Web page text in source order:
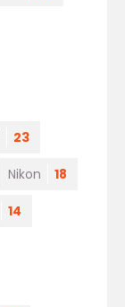
23
Nikon 18
14